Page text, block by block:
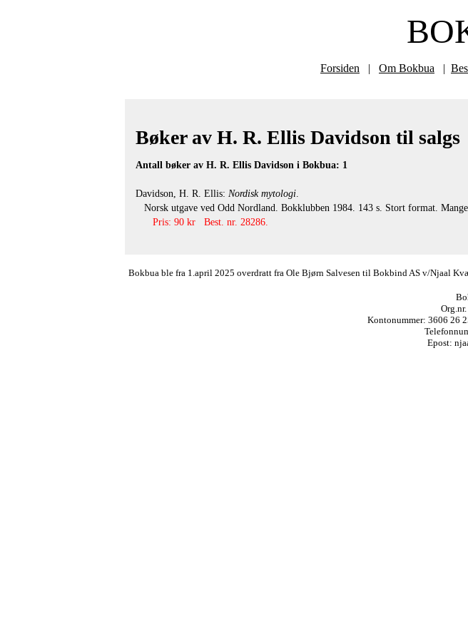
Forsiden | Om Bokbua |
Bøker av H. R. Ellis Davidson til salgs
Antall bøker av H. R. Ellis Davidson i Bokbua: 1
Davidson, H. R. Ellis: Nordisk mytologi.
Norsk utgave ved Odd Nordland. Bokklubben 1984. 143 s. Stort format.
Pris: 90 kr Best. nr. 28286.
Bokbua ble fra 1.april 2025 overdratt fra Ole Bjørn Salvesen til Bokbind AS v/Njaal
Kontonummer: 3606 26
Epost: